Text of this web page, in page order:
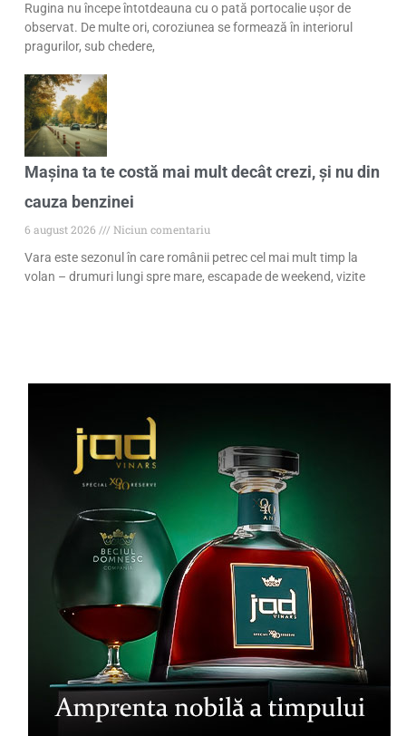
Rugina nu începe întotdeauna cu o pată portocalie ușor de
observat. De multe ori, coroziunea se formează în interiorul
pragurilor, sub chedere,
Mașina ta te costă mai mult decât crezi, și nu din
cauza benzinei
6 august 2026
Niciun comentariu
Vara este sezonul în care românii petrec cel mai mult timp la
volan – drumuri lungi spre mare, escapade de weekend, vizite